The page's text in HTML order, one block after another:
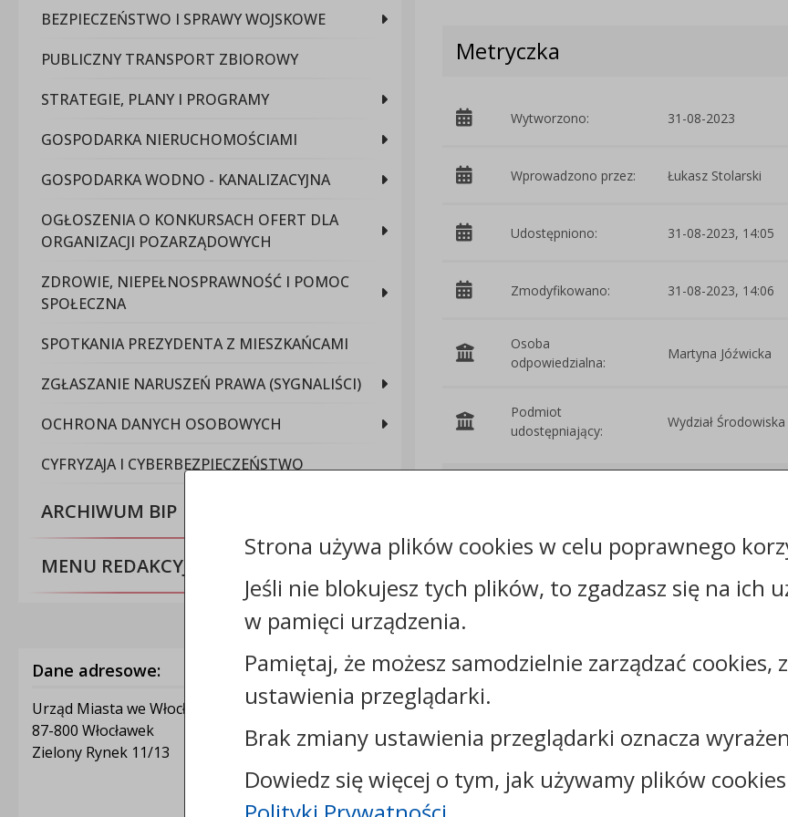
BEZPIECZEŃSTWO I SPRAWY WOJSKOWE
PUBLICZNY TRANSPORT ZBIOROWY
STRATEGIE, PLANY I PROGRAMY
GOSPODARKA NIERUCHOMOŚCIAMI
GOSPODARKA WODNO - KANALIZACYJNA
OGŁOSZENIA O KONKURSACH OFERT DLA
ORGANIZACJI POZARZĄDOWYCH
ZDROWIE, NIEPEŁNOSPRAWNOŚĆ I POMOC
SPOŁECZNA
SPOTKANIA PREZYDENTA Z MIESZKAŃCAMI
ZGŁASZANIE NARUSZEŃ PRAWA (SYGNALIŚCI)
OCHRONA DANYCH OSOBOWYCH
CYFRYZAJA I CYBERBEZPIECZEŃSTWO
ARCHIWUM BIP
MENU REDAKCYJNE
Metryczka
Wytworzono: 31-08-2023
Wprowadzono przez: Łukasz Stolarski
Udostępniono: 31-08-2023, 14:05
Zmodyfikowano: 31-08-2023, 14:06
Osoba
odpowiedzialna:
Martyna Jóźwicka
Podmiot
udostępniający:
Wydział Środowiska
Rejestr zmian
Dane adresowe:
Urząd Miasta we Włocławku
87-800 Włocławek
Zielony Rynek 11/13
Kontakt:
tel.:+48544144000
faks: +48544144444
e-mail:poczta@um.wloclawek.pl
skrytka ePUAP: /umwloclawek/SkrytkaESP lub
/umwloclawek/skrytka
Strona używa plików cookies w celu poprawnego
Jeśli nie blokujesz tych plików, to zgadzasz się na ich
w pamięci urządzenia.
Pamiętaj, że możesz samodzielnie zarządzać cookies,
ustawienia przeglądarki.
Brak zmiany ustawienia przeglądarki oznacza
Dowiedz się więcej o tym, jak używamy plików